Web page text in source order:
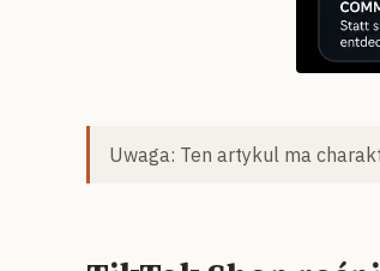
Uwaga: Ten artykul ma